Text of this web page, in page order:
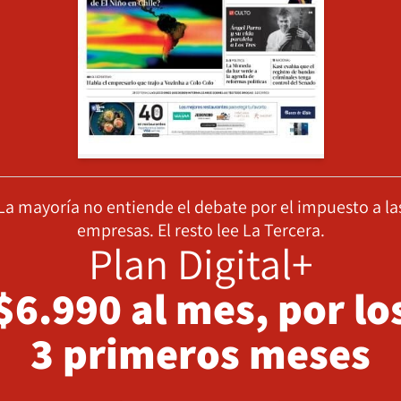
mayoría no entiende el debate por el impuesto a
empresas. El resto lee La Tercera.
Plan Digital+
al mes, por
3 primeros meses